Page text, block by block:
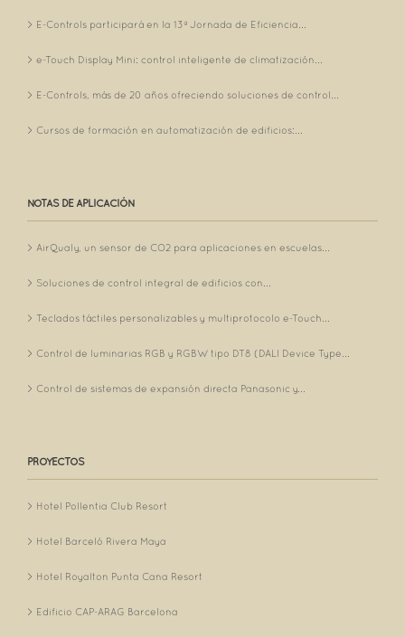
E-Controls participará en la 13ª Jornada de Eficiencia...
e-Touch Display Mini: control inteligente de climatización...
E-Controls, más de 20 años ofreciendo soluciones de control...
Cursos de formación en automatización de edificios:...
NOTAS DE APLICACIÓN
AirQualy, un sensor de CO2 para aplicaciones en escuelas...
Soluciones de control integral de edificios con...
Teclados táctiles personalizables y multiprotocolo e-Touch...
Control de luminarias RGB y RGBW tipo DT8 (DALI Device Type...
Control de sistemas de expansión directa Panasonic y...
PROYECTOS
Hotel Pollentia Club Resort
Hotel Barceló Rivera Maya
Hotel Royalton Punta Cana Resort
Edificio CAP-ARAG Barcelona